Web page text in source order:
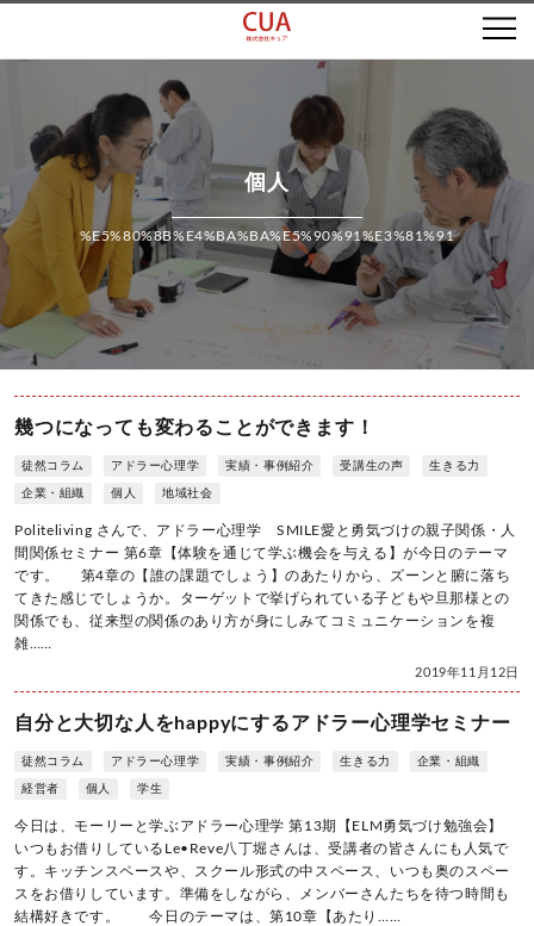
個人
%E5%80%8B%E4%BA%BA%E5%90%91%E3%81%91
幾つになっても変わることができます！
徒然コラム アドラー心理学 実績・事例紹介 受講生の声 生きる力
企業・組織 個人 地域社会
Politeliving さんで、アドラー心理学 SMILE愛と勇気づけの親子関係・人
間関係セミナー 第6章【体験を通じて学ぶ機会を与える】が今日のテーマ
です。 第4章の【誰の課題でしょう】のあたりから、ズーンと腑に落ち
てきた感じでしょうか。ターゲットで挙げられている子どもや旦那様との
関係でも、従来型の関係のあり方が身にしみてコミュニケーションを複
雑……
2019年11月12日
自分と大切な人をhappyにするアドラー心理学セミナー
徒然コラム アドラー心理学 実績・事例紹介 生きる力 企業・組織
経営者 個人 学生
今日は、モーリーと学ぶアドラー心理学 第13期【ELM勇気づけ勉強会】
いつもお借りしているLe•Reve八丁堀さんは、受講者の皆さんにも人気で
す。キッチンスペースや、スクール形式の中スペース、いつも奥のスペー
スをお借りしています。準備をしながら、メンバーさんたちを待つ時間も
結構好きです。 今日のテーマは、第10章【あたり……